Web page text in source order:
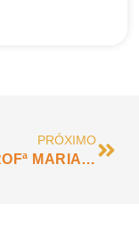
PRÓXIMO
EMEI PROFª MARIA JOSÉ BRIDA FEDELI